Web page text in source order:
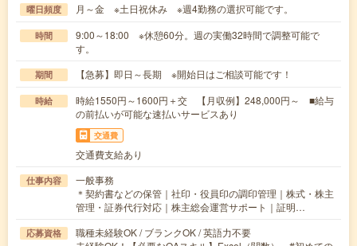
曜日頻度 月～金 ※土日祝休み ※週4勤務の選択可能です。
時間
9:00～18:00 ※休憩60分。週の実働32時間で調整可能で
す。
期間 【急募】即日～長期 ※開始日はご相談可能です！
時給
時給1550円～1600円＋交 【月収例】248,000円～ ■給与
の前払いが可能な速払いサービスあり
交通費
交通費支給あり
仕事内容
一般事務
＊契約書などの保管｜社印・役員印の調印管理｜株式・株主
管理・証券代行対応｜株主総会運営サポート｜証明…
応募資格
職種未経験OK / ブランクOK / 英語力不要